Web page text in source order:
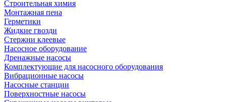
Строительная химия
Монтажная пена
Герметики
Жидкие гвозди
Стержни клеевые
Насосное оборудование
Дренажные насосы
Комплектующие для насосного оборудования
Вибрационные насосы
Насосные станции
Поверхностные насосы